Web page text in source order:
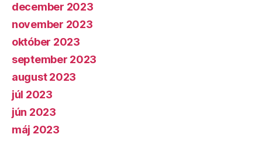
december 2023
november 2023
október 2023
september 2023
august 2023
júl 2023
jún 2023
máj 2023